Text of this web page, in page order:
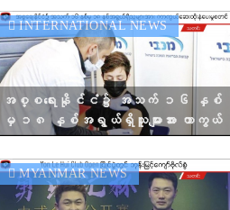
အစ္စရေးနိုင်ငံ၌ အသက် ၁၆ နှစ်
မှ ၁၈ နှစ်အရွယ်ရှိသူများအား ကာကွယ်
ဆေးထိုးနှံပေးမှု စတင်
INTERNATIONAL NEWS
MYANMAR NEWS